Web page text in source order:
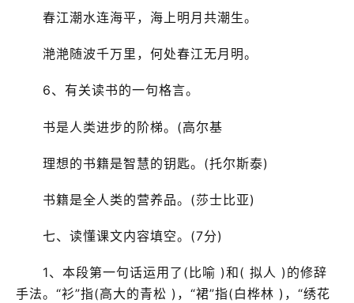
春江潮水连海平，海上明月共潮生。
滟滟随波千万里，何处春江无月明。
6、有关读书的一句格言。
书是人类进步的阶梯。(高尔基
理想的书籍是智慧的钥匙。(托尔斯泰)
书籍是全人类的营养品。(莎士比亚)
七、读懂课文内容填空。(7分)
1、本段第一句话运用了(比喻 )和( 拟人 )的修辞
手法。“衫”指(高大的青松 )，“裙”指(白桦林 )，“绣花